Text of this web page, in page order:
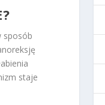
sposób
staje